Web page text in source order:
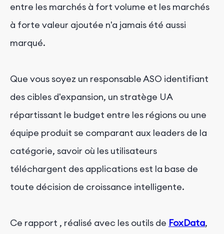
entre les marchés à fort volume et les marchés
à forte valeur ajoutée n'a jamais été aussi
marqué.
Que vous soyez un responsable ASO identifiant
des cibles d'expansion, un stratège UA
répartissant le budget entre les régions ou une
équipe produit se comparant aux leaders de la
catégorie, savoir où les utilisateurs
téléchargent des applications est la base de
toute décision de croissance intelligente.
Ce rapport , réalisé avec les outils de FoxData,